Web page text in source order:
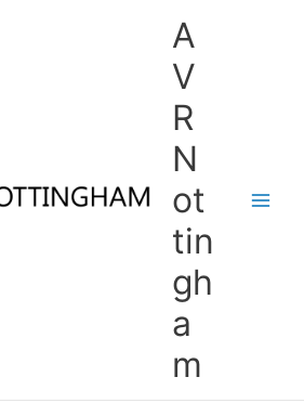
A
V
R
N
ot
tin
gh
a
m